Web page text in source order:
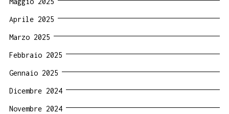
Aprile 2025
Marzo 2025
Febbraio 2025
Gennaio 2025
Dicembre 2024
Novembre 2024